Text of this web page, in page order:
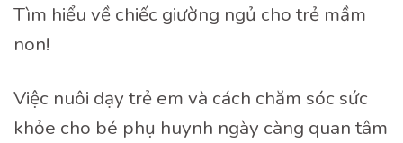
Tìm hiểu về chiếc giường ngủ cho trẻ mầm
non!
Việc nuôi dạy trẻ em và cách chăm sóc sức
khỏe cho bé phụ huynh ngày càng quan tâm